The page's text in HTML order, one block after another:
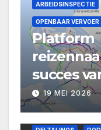
ARBEIDSINSPECTIE
OPENBAAR VERVOER
Platform
succes
19 MEI 2026